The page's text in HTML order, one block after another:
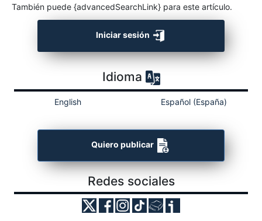
También puede {advancedSearchLink} para este artículo.
Iniciar sesión
Idioma
English Español (España)
Quiero publicar
Redes sociales